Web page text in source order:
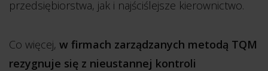
przedsiębiorstwa, jak i najściślejsze kierownictwo.
Co więcej, w firmach zarządzanych metodą TQM
rezygnuje się z nieustannej kontroli